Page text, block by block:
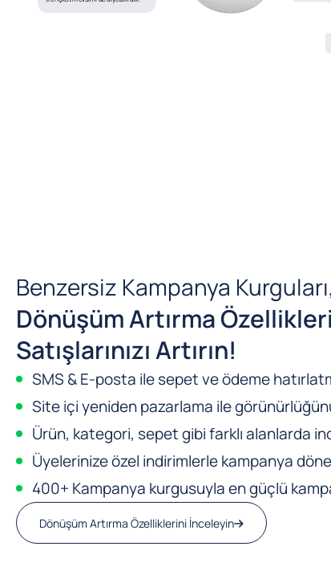
Benzersiz Kampanya Kurguları,
Dönüşüm Artırma Özellikleri
Satışlarınızı Artırın!
SMS & E-posta ile sepet ve ödeme
Site içi yeniden pazarlama ile
Ürün, kategori, sepet gibi farklı alanlarda
Üyelerinize özel indirimlerle kampanya
400+ Kampanya kurgusuyla en güçlü
Dönüşüm Artırma Özelliklerini İnceleyin